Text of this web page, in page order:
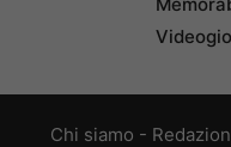
Chi siamo -